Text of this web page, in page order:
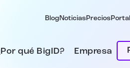
Blog Noticias Precios
qué BigID? Empresa